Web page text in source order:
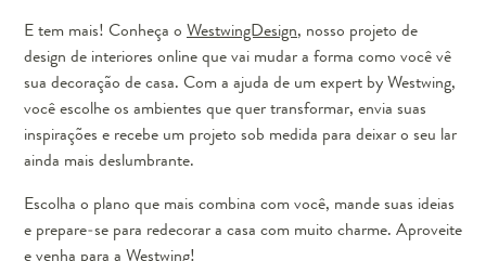
E tem mais! Conheça o WestwingDesign, nosso projeto de
design de interiores online que vai mudar a forma como você vê
sua decoração de casa. Com a ajuda de um expert by Westwing,
você escolhe os ambientes que quer transformar, envia suas
inspirações e recebe um projeto sob medida para deixar o seu lar
ainda mais deslumbrante.
Escolha o plano que mais combina com você, mande suas ideias
e prepare-se para redecorar a casa com muito charme. Aproveite
e venha para a Westwing!